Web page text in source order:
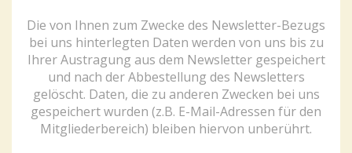
Die von Ihnen zum Zwecke des Newsletter-Bezugs
bei uns hinterlegten Daten werden von uns bis zu
Ihrer Austragung aus dem Newsletter gespeichert
und nach der Abbestellung des Newsletters
gelöscht. Daten, die zu anderen Zwecken bei uns
gespeichert wurden (z.B. E-Mail-Adressen für den
Mitgliederbereich) bleiben hiervon unberührt.